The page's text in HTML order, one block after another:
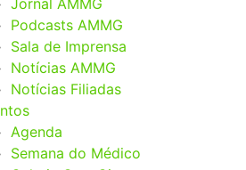
Jornal AMMG
Podcasts AMMG
Sala de Imprensa
Notícias AMMG
Notícias Filiadas
Agenda
Semana do Médico